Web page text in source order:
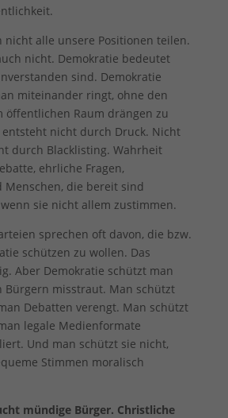
alle unsere Positionen teilen.
nicht. Demokratie bedeutet
sind. Demokratie
miteinander ringt, ohne den
öffentlichen Raum drängen zu
nicht durch Druck. Nicht
durch Blacklisting. Wahrheit
ehrliche Fragen,
die bereit sind
sie nicht allem zustimmen.
sprechen oft davon, die bzw.
schützen zu wollen. Das
Aber Demokratie schützt man
Bürgern misstraut. Man schützt
Debatten verengt. Man schützt
legale Medienformate
Und man schützt sie nicht,
Stimmen moralisch
mündige Bürger. Christliche